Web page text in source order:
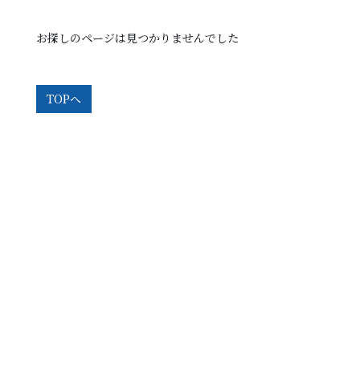
お探しのページは見つかりませんでした
TOPへ